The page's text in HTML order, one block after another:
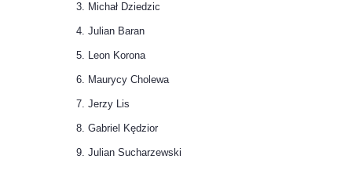
Michał Dziedzic
Julian Baran
Leon Korona
Maurycy Cholewa
Jerzy Lis
Gabriel Kędzior
Julian Sucharzewski